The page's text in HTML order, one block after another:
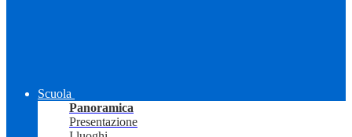
Scuola
Panoramica
Presentazione